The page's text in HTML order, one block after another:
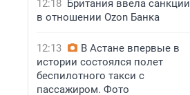
12:18 Британия ввела санкции
в отношении Ozon Банка
12:13
В Астане впервые в
истории состоялся полет
беспилотного такси с
пассажиром. Фото